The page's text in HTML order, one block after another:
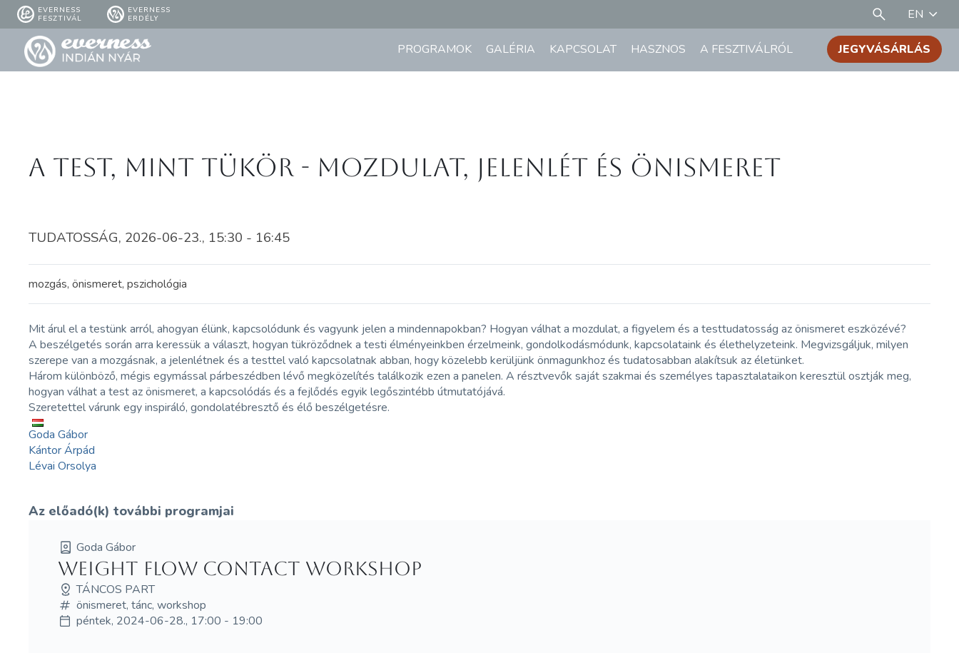
EVERNESS
FESZTIVÁL
EVERNESS
ERDÉLY
EN
PROGRAMOK GALÉRIA KAPCSOLAT HASZNOS A FESZTIVÁLRÓL JEGYVÁSÁRLÁS
A test, mint tükör - mozdulat, jelenlét és önismeret
TUDATOSSÁG, 2026-06-23., 15:30 - 16:45
mozgás, önismeret, pszichológia
Mit árul el a testünk arról, ahogyan élünk, kapcsolódunk és vagyunk jelen a mindennapokban? Hogyan válhat a mozdulat, a figyelem és a testtudatosság az önismeret eszközévé?
A beszélgetés során arra keressük a választ, hogyan tükröződnek a testi élményeinkben érzelmeink, gondolkodásmódunk, kapcsolataink és élethelyzeteink. Megvizsgáljuk, milyen
szerepe van a mozgásnak, a jelenlétnek és a testtel való kapcsolatnak abban, hogy közelebb kerüljünk önmagunkhoz és tudatosabban alakítsuk az életünket.
Három különböző, mégis egymással párbeszédben lévő megközelítés találkozik ezen a panelen. A résztvevők saját szakmai és személyes tapasztalataikon keresztül osztják meg,
hogyan válhat a test az önismeret, a kapcsolódás és a fejlődés egyik legőszintébb útmutatójává.
Szeretettel várunk egy inspiráló, gondolatébresztő és élő beszélgetésre.
Goda Gábor
Kántor Árpád
Lévai Orsolya
Az előadó(k) további programjai
Goda Gábor
Weight Flow Contact workshop
TÁNCOS PART
önismeret, tánc, workshop
péntek, 2024-06-28., 17:00 - 19:00